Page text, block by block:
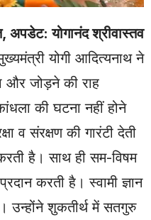
अपडेट: योगानंद श्रीवास्तव
योगी आदित्यनाथ ने
और जोड़ने की राह
की घटना नहीं होने
व संरक्षण की गारंटी देती
है। साथ ही सम-विषम
करती है। स्वामी ज्ञान
उन्होंने शुकतीर्थ में सतगुरु